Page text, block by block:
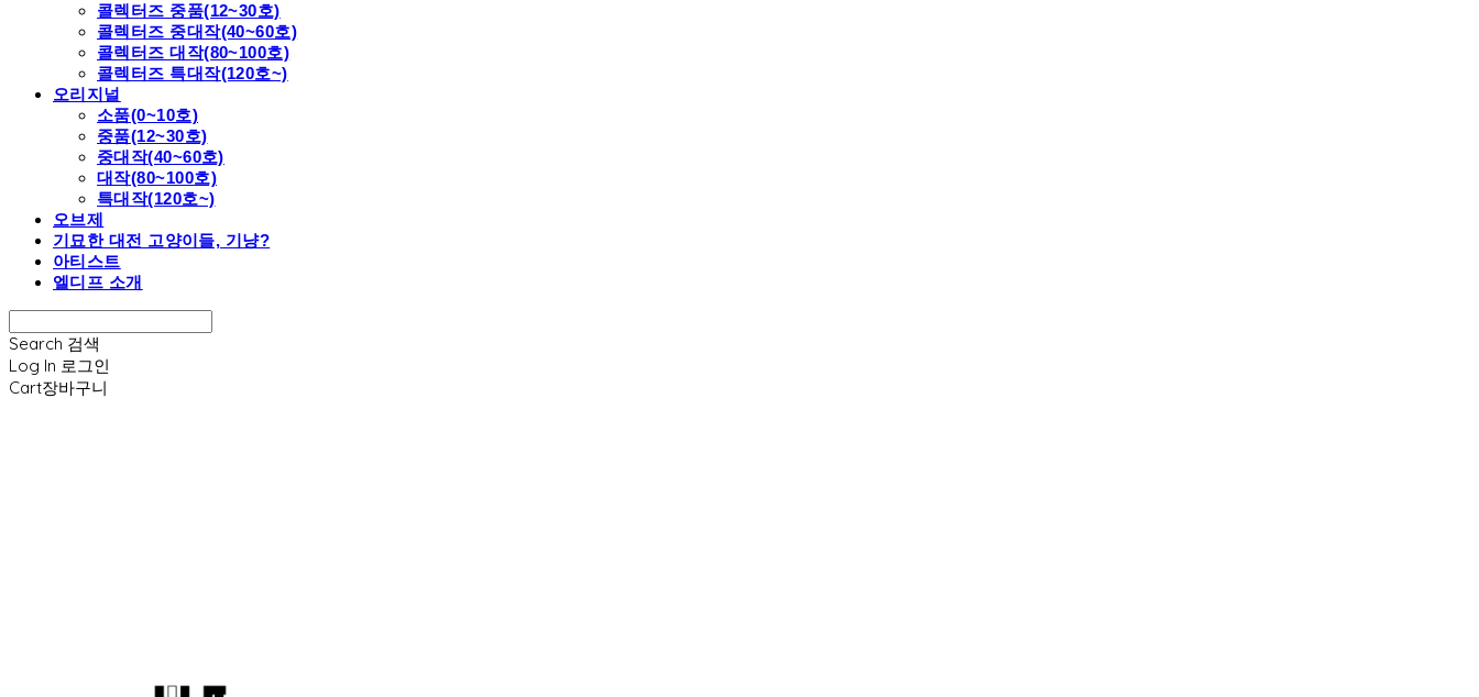
콜렉터즈 중품(12~30호)
콜렉터즈 중대작(40~60호)
콜렉터즈 대작(80~100호)
콜렉터즈 특대작(120호~)
오리지널
소품(0~10호)
중품(12~30호)
중대작(40~60호)
대작(80~100호)
특대작(120호~)
오브제
기묘한 대전 고양이들, 기냥?
아티스트
엘디프 소개
Search 검색
Log In 로그인
Cart장바구니